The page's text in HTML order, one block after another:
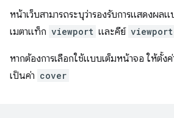
หน้าเว็บสามารถระบุว่ารองรับการแสดงผล
เมตาแท็ก viewport และคีย์
หากต้องการเลือกใช้แบบเต็มหน้าจอ ให้ตั้งค่
เป็นค่า cover